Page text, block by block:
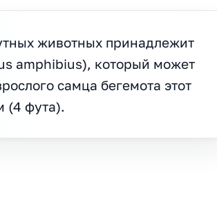
животных принадлежит
amphibius), который может
самца бегемота этот
(4 фута).